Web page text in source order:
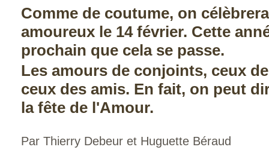
Comme de coutume, on
amoureux le 14 février. Cette
prochain que cela se passe.
Les amours de conjoints, ceux
ceux des amis. En fait, on peut
la fête de l'Amour.
Par Thierry Debeur et Huguette Béraud